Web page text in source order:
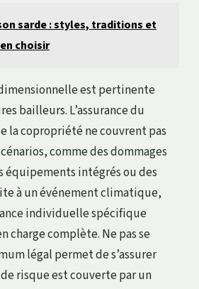
sarde : styles, traditions et
choisir
est pertinente
bailleurs. L’assurance du
la copropriété ne couvrent pas
comme des dommages
équipements intégrés ou des
à un événement climatique,
individuelle spécifique
charge complète. Ne pas se
légal permet de s’assurer
risque est couverte par un